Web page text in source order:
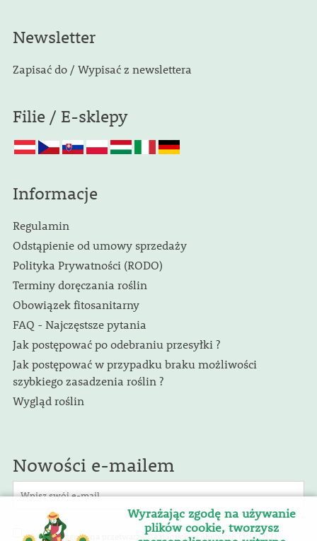
Newsletter
Zapisać do / Wypisać z newslettera
Filie / E-sklepy
Informacje
Regulamin
Odstąpienie od umowy sprzedaży
Polityka Prywatności (RODO)
Terminy doręczania roślin
Obowiązek fitosanitarny
FAQ - Najczęstsze pytania
Jak postępować po odebraniu przesyłki ?
Jak postępować w przypadku braku możliwości
szybkiego zasadzenia roślin ?
Wygląd roślin
Nowości e-mailem
Wyrażam zgodę na przetwarzanie danych osobowych (RODO)
Wyrażając zgodę na używanie
plików cookie, tworzysz